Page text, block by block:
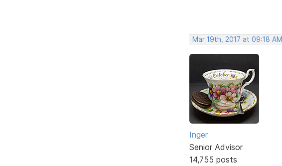
Mar 19th, 2017 at 09:18 AM
Inger
Senior Advisor
14,755 posts